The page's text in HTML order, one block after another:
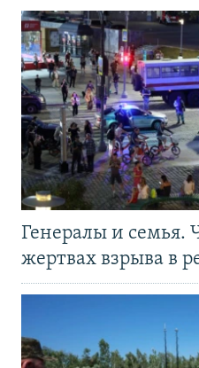
Генералы и семья.
жертвах взрыва в